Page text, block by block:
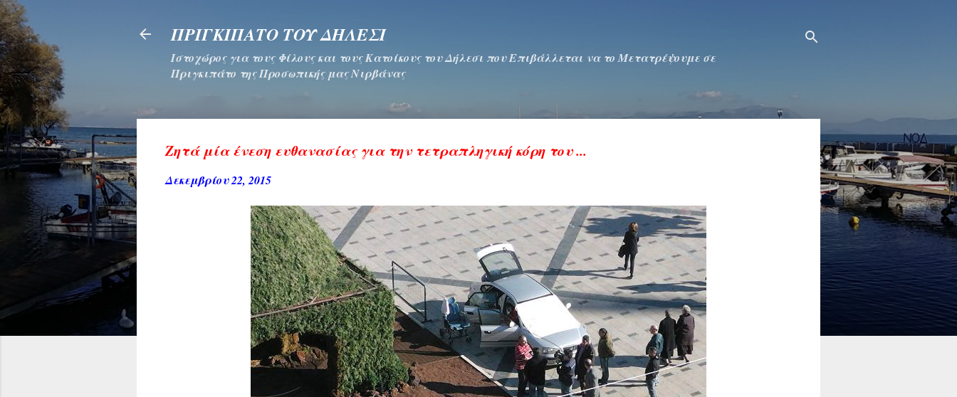
ΠΡΙΓΚΙΠΑΤΟ ΤΟΥ ΔΗΛΕΣΙ
Ιστοχώρος για τους Φίλους και τους Κατοίκους του Δήλεσι που Επιβάλλεται να το Μετατρέψουμε σε
Πριγκιπάτο της Προσωπικής μας Νιρβάνας
Ζητά μία ένεση ευθανασίας για την τετραπληγική κόρη του ...
Δεκεμβρίου 22, 2015